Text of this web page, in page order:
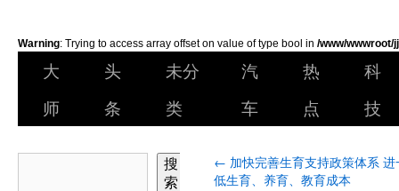
Warning: Trying to access array offset on value of type bool in /www/wwwroot/
大
师
头
条
未分
类
汽
车
热
点
科
技
搜
索
← 加快完善生育支持政策体系
低生育、养育、教育成本